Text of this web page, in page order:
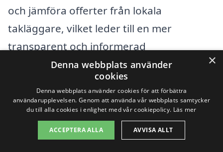
och jämföra offerter från lokala
takläggare, vilket leder till en mer
transparent och informerad
beslutsprocess. Med rätt information och
val kan du säkerställa att din takläggning
blir en lyckad och kostnadseffektiv
investering för ditt hem.
×
Denna webbplats använder
cookies
Denna webbplats använder cookies för att förbättra
användarupplevelsen. Genom att använda vår webbplats samtycker
du till alla cookies i enlighet med vår cookiepolicy. Läs mer
ACCEPTERA ALLA AVVISA ALLT